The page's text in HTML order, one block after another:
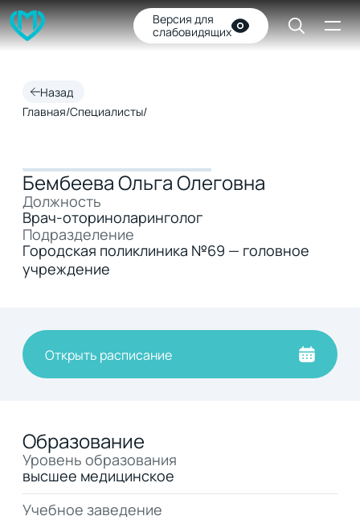
Версия для
слабовидящих
Назад
Главная/Специалисты/
Бембеева Ольга Олеговна
Должность
Врач-оториноларинголог
Подразделение
Городская поликлиника №69 — головное
учреждение
Открыть расписание
Образование
Уровень образования
высшее медицинское
Учебное заведение